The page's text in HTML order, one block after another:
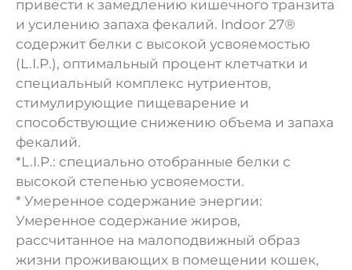
привести к замедлению кишечного транзита
и усилению запаха фекалий. Indoor 27®
содержит белки с высокой усвояемостью
(L.I.P.), оптимальный процент клетчатки и
специальный комплекс нутриентов,
стимулирующие пищеварение и
способствующие снижению объема и запаха
фекалий.
*L.I.P.: специально отобранные белки с
высокой степенью усвояемости.
* Умеренное содержание энергии:
Умеренное содержание жиров,
рассчитанное на малоподвижный образ
жизни проживающих в помещении кошек,